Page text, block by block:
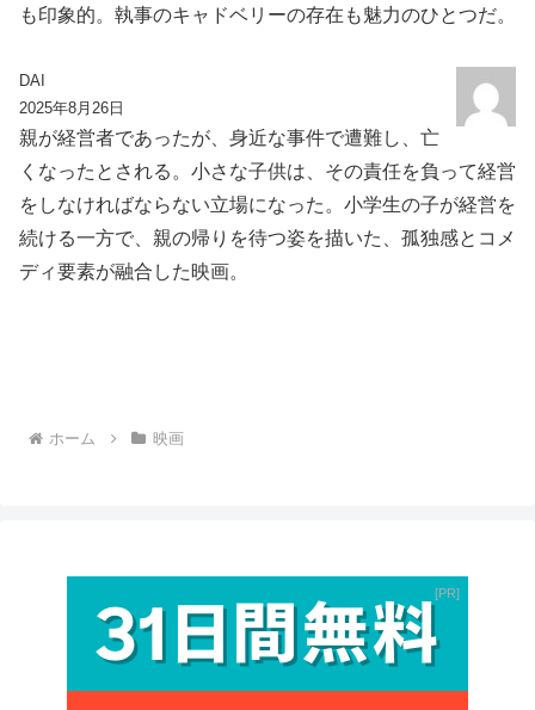
も印象的。執事のキャドベリーの存在も魅力のひとつだ。
DAI
2025年8月26日
親が経営者であったが、身近な事件で遭難し、亡
くなったとされる。小さな子供は、その責任を負って経営
をしなければならない立場になった。小学生の子が経営を
続ける一方で、親の帰りを待つ姿を描いた、孤独感とコメ
ディ要素が融合した映画。
ホーム 映画
PR